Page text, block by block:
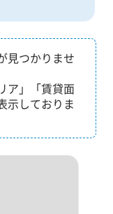
見つかりませ
ア」「賃貸面
示しておりま